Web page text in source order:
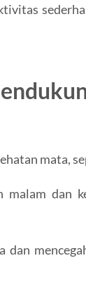
mata,
dan
dan